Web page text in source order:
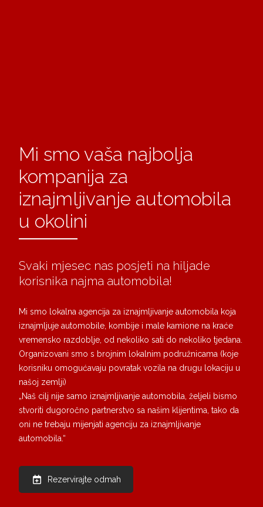
Mi smo vaša najbolja
kompanija za
iznajmljivanje automobila
u okolini
Svaki mjesec nas posjeti na hiljade
korisnika najma automobila!
Mi smo lokalna agencija za iznajmljivanje automobila koja
iznajmljuje automobile, kombije i male kamione na kraće
vremensko razdoblje, od nekoliko sati do nekoliko tjedana.
Organizovani smo s brojnim lokalnim podružnicama (koje
korisniku omogućavaju povratak vozila na drugu lokaciju u
našoj zemlji)
„Naš cilj nije samo iznajmljivanje automobila, željeli bismo
stvoriti dugoročno partnerstvo sa našim klijentima, tako da
oni ne trebaju mijenjati agenciju za iznajmljivanje
automobila.“
Rezervirajte odmah